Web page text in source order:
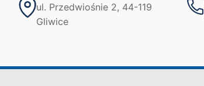
ul. Przedwiośnie 2, 44-119
Gliwice